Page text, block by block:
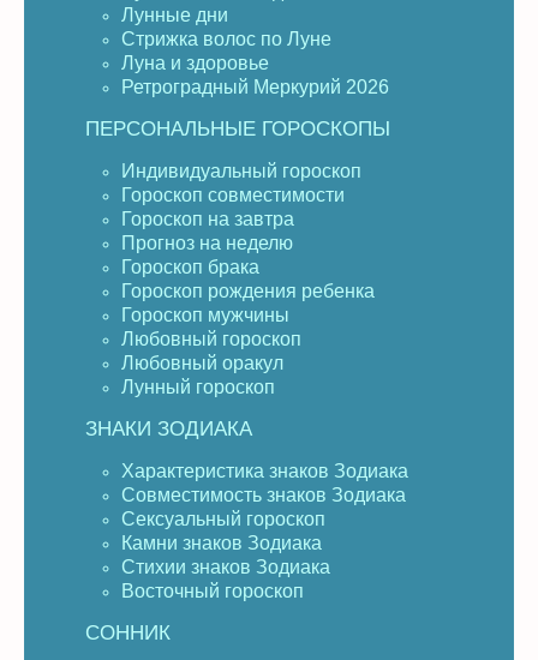
Лунные дни
Стрижка волос по Луне
Луна и здоровье
Ретроградный Меркурий 2026
ПЕРСОНАЛЬНЫЕ ГОРОСКОПЫ
Индивидуальный гороскоп
Гороскоп совместимости
Гороскоп на завтра
Прогноз на неделю
Гороскоп брака
Гороскоп рождения ребенка
Гороскоп мужчины
Любовный гороскоп
Любовный оракул
Лунный гороскоп
ЗНАКИ ЗОДИАКА
Характеристика знаков Зодиака
Совместимость знаков Зодиака
Сексуальный гороскоп
Камни знаков Зодиака
Стихии знаков Зодиака
Восточный гороскоп
СОННИК